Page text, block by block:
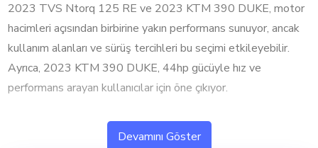
2023 TVS Ntorq 125 RE ve 2023 KTM 390 DUKE, motor
hacimleri açısından birbirine yakın performans sunuyor, ancak
kullanım alanları ve sürüş tercihleri bu seçimi etkileyebilir.
Ayrıca, 2023 KTM 390 DUKE, 44hp gücüyle hız ve
performans arayan kullanıcılar için öne çıkıyor.
1. Silindir Hacmi ve Performans
Devamını Göster